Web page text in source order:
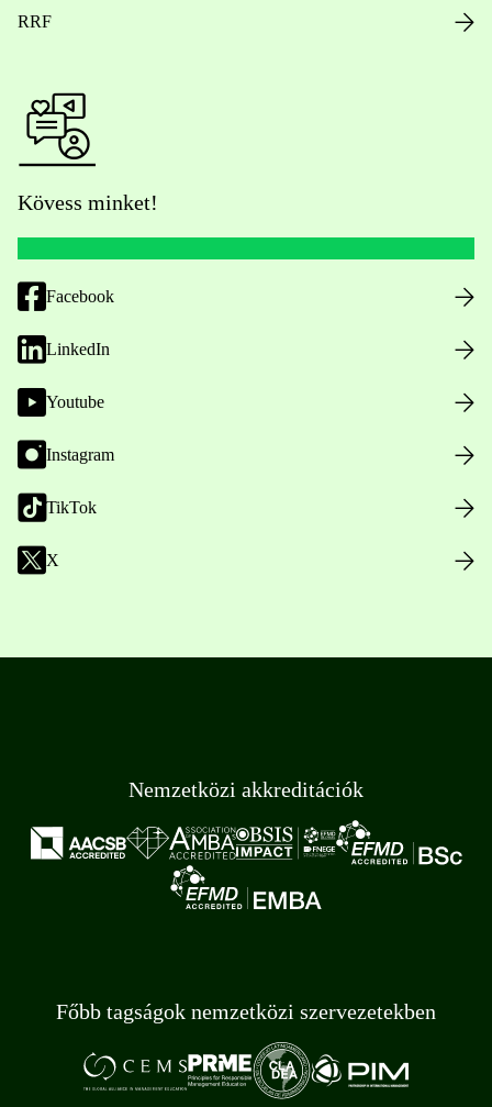
RRF
Kövess minket!
Facebook
LinkedIn
Youtube
Instagram
TikTok
X
Nemzetközi akkreditációk
Főbb tagságok nemzetközi szervezetekben